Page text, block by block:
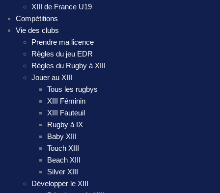
XIII de France U19
Compétitions
Vie des clubs
Prendre ma licence
Règles du jeu EDR
Règles du Rugby à XIII
Jouer au XIII
Tous les rugbys
XIII Féminin
XIII Fauteuil
Rugby à IX
Baby XIII
Touch XIII
Beach XIII
Silver XIII
Développer le XIII